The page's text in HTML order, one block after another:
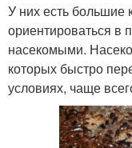
У них есть
ориентироваться в
насекомыми.
которых быстро
условиях, чаще